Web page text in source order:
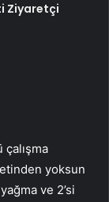
Ziyaretçi
yoksun
yağma ve 2’si